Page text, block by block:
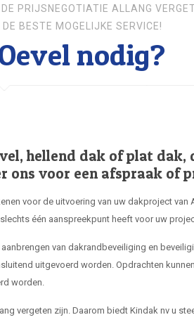
PRIJSNEGOTIATIE ALLANG
BESTE MOGELIJKE SERVICE!
nodig?
hellend dak of plat dak,
ons voor een afspraak of
voor de uitvoering van uw dakproject van
één aanspreekpunt heeft voor uw
van dakrandbeveiliging en
uitgevoerd worden. Opdrachten
worden.
vergeten zijn. Daarom biedt Kindak nv u